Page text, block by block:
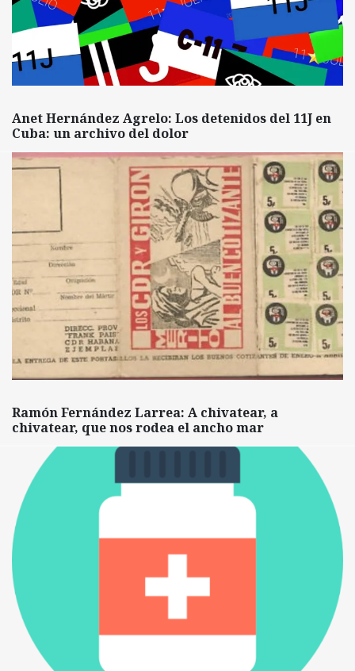
Anet Hernández Agrelo: Los detenidos del 11J en
Cuba: un archivo del dolor
Ramón Fernández Larrea: A chivatear, a
chivatear, que nos rodea el ancho mar